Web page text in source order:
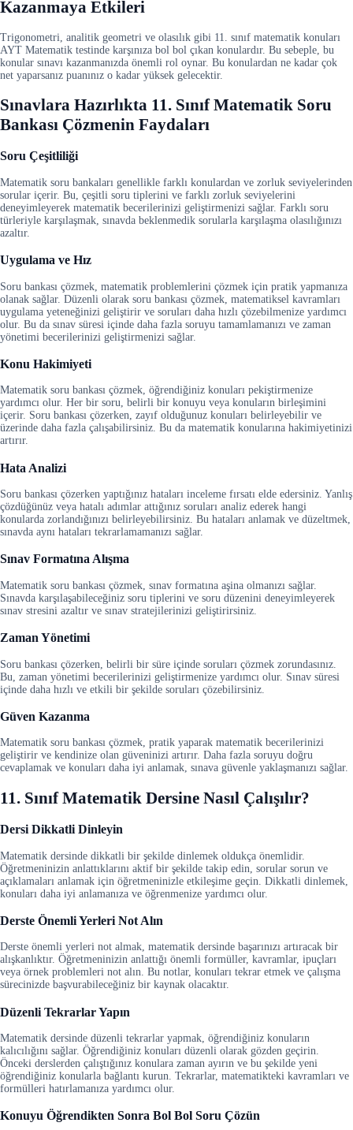
Kazanmaya Etkileri
Trigonometri, analitik geometri ve olasılık gibi 11. sınıf matematik konuları
AYT Matematik testinde karşınıza bol bol çıkan konulardır. Bu sebeple, bu
konular sınavı kazanmanızda önemli rol oynar. Bu konulardan ne kadar çok
net yaparsanız puanınız o kadar yüksek gelecektir.
Sınavlara Hazırlıkta 11. Sınıf Matematik Soru
Bankası Çözmenin Faydaları
Soru Çeşitliliği
Matematik soru bankaları genellikle farklı konulardan ve zorluk seviyelerinden
sorular içerir. Bu, çeşitli soru tiplerini ve farklı zorluk seviyelerini
deneyimleyerek matematik becerilerinizi geliştirmenizi sağlar. Farklı soru
türleriyle karşılaşmak, sınavda beklenmedik sorularla karşılaşma olasılığınızı
azaltır.
Uygulama ve Hız
Soru bankası çözmek, matematik problemlerini çözmek için pratik yapmanıza
olanak sağlar. Düzenli olarak soru bankası çözmek, matematiksel kavramları
uygulama yeteneğinizi geliştirir ve soruları daha hızlı çözebilmenize yardımcı
olur. Bu da sınav süresi içinde daha fazla soruyu tamamlamanızı ve zaman
yönetimi becerilerinizi geliştirmenizi sağlar.
Konu Hakimiyeti
Matematik soru bankası çözmek, öğrendiğiniz konuları pekiştirmenize
yardımcı olur. Her bir soru, belirli bir konuyu veya konuların birleşimini
içerir. Soru bankası çözerken, zayıf olduğunuz konuları belirleyebilir ve
üzerinde daha fazla çalışabilirsiniz. Bu da matematik konularına hakimiyetinizi
artırır.
Hata Analizi
Soru bankası çözerken yaptığınız hataları inceleme fırsatı elde edersiniz. Yanlış
çözdüğünüz veya hatalı adımlar attığınız soruları analiz ederek hangi
konularda zorlandığınızı belirleyebilirsiniz. Bu hataları anlamak ve düzeltmek,
sınavda aynı hataları tekrarlamamanızı sağlar.
Sınav Formatına Alışma
Matematik soru bankası çözmek, sınav formatına aşina olmanızı sağlar.
Sınavda karşılaşabileceğiniz soru tiplerini ve soru düzenini deneyimleyerek
sınav stresini azaltır ve sınav stratejilerinizi geliştirirsiniz.
Zaman Yönetimi
Soru bankası çözerken, belirli bir süre içinde soruları çözmek zorundasınız.
Bu, zaman yönetimi becerilerinizi geliştirmenize yardımcı olur. Sınav süresi
içinde daha hızlı ve etkili bir şekilde soruları çözebilirsiniz.
Güven Kazanma
Matematik soru bankası çözmek, pratik yaparak matematik becerilerinizi
geliştirir ve kendinize olan güveninizi artırır. Daha fazla soruyu doğru
cevaplamak ve konuları daha iyi anlamak, sınava güvenle yaklaşmanızı sağlar.
11. Sınıf Matematik Dersine Nasıl Çalışılır?
Dersi Dikkatli Dinleyin
Matematik dersinde dikkatli bir şekilde dinlemek oldukça önemlidir.
Öğretmeninizin anlattıklarını aktif bir şekilde takip edin, sorular sorun ve
açıklamaları anlamak için öğretmeninizle etkileşime geçin. Dikkatli dinlemek,
konuları daha iyi anlamanıza ve öğrenmenize yardımcı olur.
Derste Önemli Yerleri Not Alın
Derste önemli yerleri not almak, matematik dersinde başarınızı artıracak bir
alışkanlıktır. Öğretmeninizin anlattığı önemli formüller, kavramlar, ipuçları
veya örnek problemleri not alın. Bu notlar, konuları tekrar etmek ve çalışma
sürecinizde başvurabileceğiniz bir kaynak olacaktır.
Düzenli Tekrarlar Yapın
Matematik dersinde düzenli tekrarlar yapmak, öğrendiğiniz konuların
kalıcılığını sağlar. Öğrendiğiniz konuları düzenli olarak gözden geçirin.
Önceki derslerden çalıştığınız konulara zaman ayırın ve bu şekilde yeni
öğrendiğiniz konularla bağlantı kurun. Tekrarlar, matematikteki kavramları ve
formülleri hatırlamanıza yardımcı olur.
Konuyu Öğrendikten Sonra Bol Bol Soru Çözün